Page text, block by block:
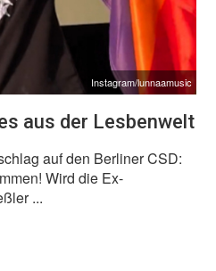
Instagram/lunnaamusic
aus der Lesbenwelt
auf den Berliner CSD:
Wird die Ex-
...